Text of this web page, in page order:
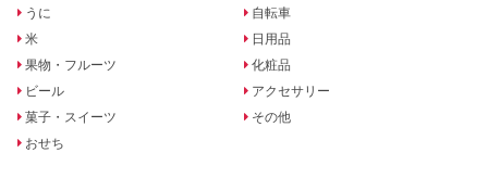
うに
米
果物・フルーツ
ビール
菓子・スイーツ
おせち
自転車
日用品
化粧品
アクセサリー
その他